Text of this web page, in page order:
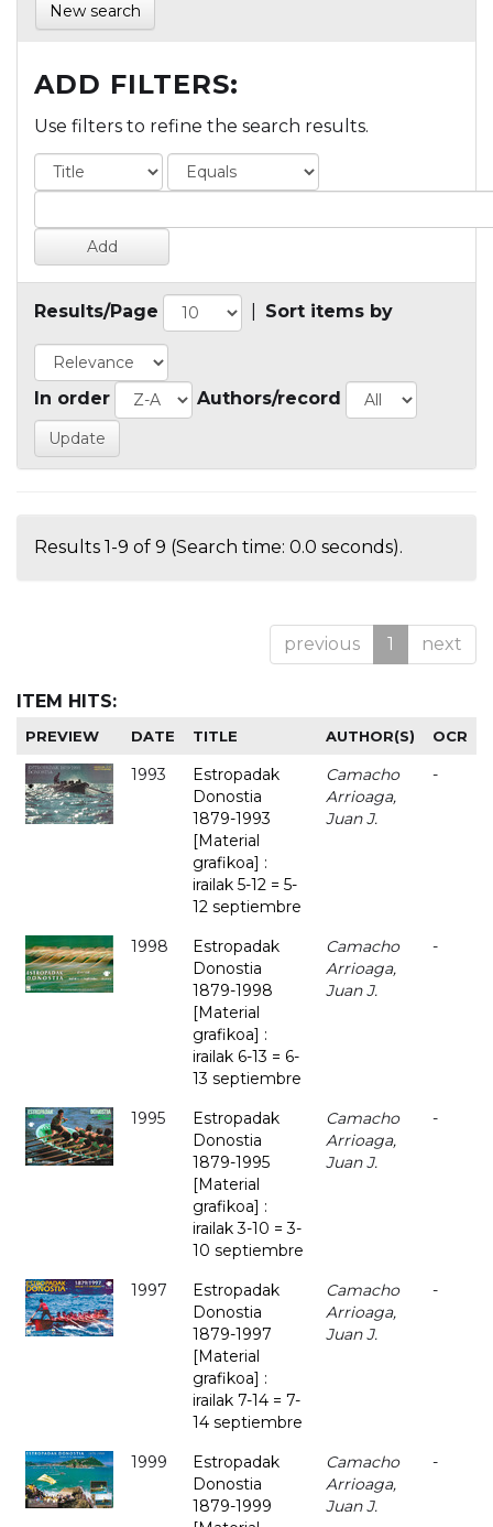
New search
ADD FILTERS:
Use filters to refine the search results.
Results/Page Sort items by
In order Authors/record
Results 1-9 of 9 (Search time: 0.0 seconds).
previous 1 next
ITEM HITS:
PREVIEW DATE TITLE AUTHOR(S) OCR
1993
Estropadak
Donostia
1879-1993
[Material
grafikoa] :
irailak 5-12 = 5-
12 septiembre
Camacho
Arrioaga,
Juan J.
-
1998
Estropadak
Donostia
1879-1998
[Material
grafikoa] :
irailak 6-13 = 6-
13 septiembre
Camacho
Arrioaga,
Juan J.
-
1995
Estropadak
Donostia
1879-1995
[Material
grafikoa] :
irailak 3-10 = 3-
10 septiembre
Camacho
Arrioaga,
Juan J.
-
1997
Estropadak
Donostia
1879-1997
[Material
grafikoa] :
irailak 7-14 = 7-
14 septiembre
Camacho
Arrioaga,
Juan J.
-
1999
Estropadak
Donostia
1879-1999
Camacho
Arrioaga,
Juan J.
-